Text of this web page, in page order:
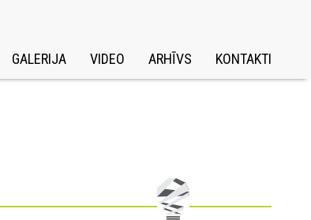
GALERIJA VIDEO ARHĪVS KONTAKTI